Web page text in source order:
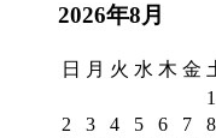
2026年8月
日 月 火 水 木 金
1
2
3 4 5 6 7
8